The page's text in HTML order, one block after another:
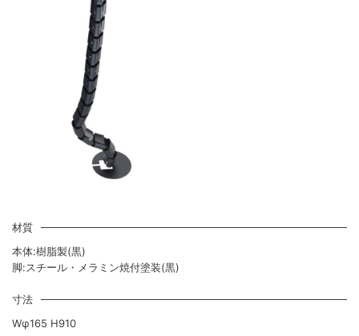
材質
本体:樹脂製(黒)
脚:スチール・メラミン焼付塗装(黒)
寸法
Wφ165 H910